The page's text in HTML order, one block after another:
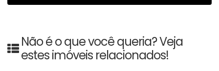
Não é o que você queria? Veja
estes imóveis relacionados!